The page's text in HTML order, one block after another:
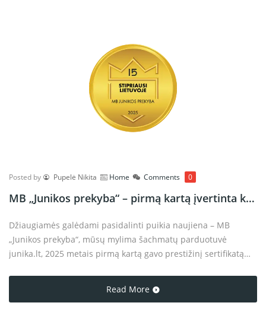
Posted by Pupelė Nikita Home Comments 0
MB „Junikos prekyba“ – pirmą kartą įvertinta kaip „Stipriausi Lietuvoje“
Džiaugiamės galėdami pasidalinti puikia naujiena – MB
„Junikos prekyba“, mūsų mylima šachmatų parduotuvė
junika.lt, 2025 metais pirmą kartą gavo prestižinį sertifikatą
Read More